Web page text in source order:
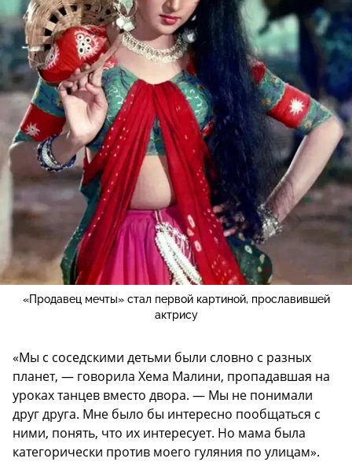
«Продавец мечты» стал первой картиной, прославившей
актрису
«Мы с соседскими детьми были словно с разных
планет, — говорила Хема Малини, пропадавшая на
уроках танцев вместо двора. — Мы не понимали
друг друга. Мне было бы интересно пообщаться с
ними, понять, что их интересует. Но мама была
категорически против моего гуляния по улицам».